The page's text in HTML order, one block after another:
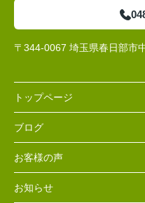
〒344-0067 埼玉県春日部市
トップページ
ブログ
お客様の声
お知らせ